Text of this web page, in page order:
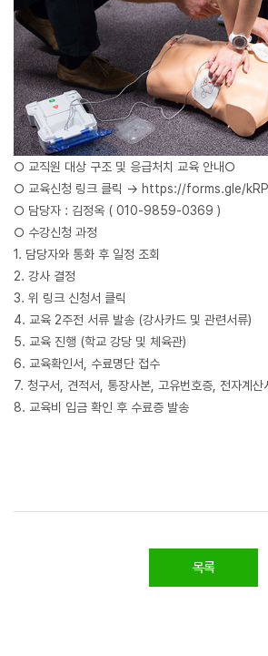
○ 교직원 대상 구조 및 응급처치 교육 안내○
○ 교육신청 링크 클릭 → https://forms.gle/
○ 담당자 : 김정옥 ( 010-9859-0369 )
○ 수강신청 과정
1. 담당자와 통화 후 일정 조회
2. 강사 결정
3. 위 링크 신청서 클릭
4. 교육 2주전 서류 발송 (강사카드 및 관련서류)
5. 교육 진행 (학교 강당 및 체육관)
6. 교육확인서, 수료명단 접수
7. 청구서, 견적서, 통장사본, 고유번호증, 전자계산
8. 교육비 입금 확인 후 수료증 발송
목록